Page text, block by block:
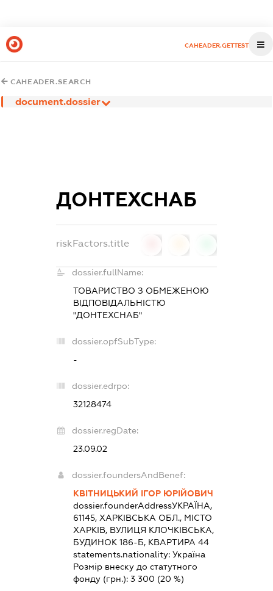
CAHEADER.GETTEST
CAHEADER.SEARCH
document.dossier
ДОНТЕХСНАБ
riskFactors.title
dossier.fullName:
ТОВАРИСТВО З ОБМЕЖЕНОЮ
ВІДПОВІДАЛЬНІСТЮ
"ДОНТЕХСНАБ"
dossier.opfSubType:
-
dossier.edrpo:
32128474
dossier.regDate:
23.09.02
dossier.foundersAndBenef:
КВІТНИЦЬКИЙ ІГОР ЮРІЙОВИЧ
dossier.founderAddressУКРАЇНА,
61145, ХАРКІВСЬКА ОБЛ., МІСТО
ХАРКІВ, ВУЛИЦЯ КЛОЧКІВСЬКА,
БУДИНОК 186-Б, КВАРТИРА 44
statements.nationality: Україна
Розмір внеску до статутного
фонду (грн.): 3 300 (20 %)